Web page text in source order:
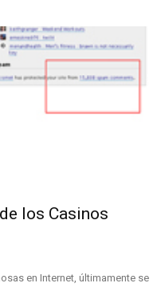
los Casinos
en Internet, últimamente se